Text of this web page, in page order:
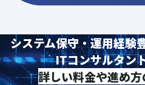
システム保守・運用経験
ITコンサルタン
詳しい料金や進め